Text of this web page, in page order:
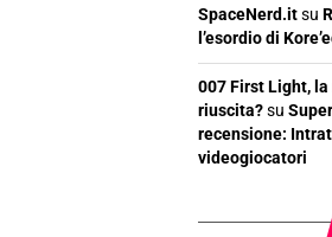
SpaceNerd.itsu
l’esordio di
007 First Light,
riuscita?su
recensione:
videogiocatori